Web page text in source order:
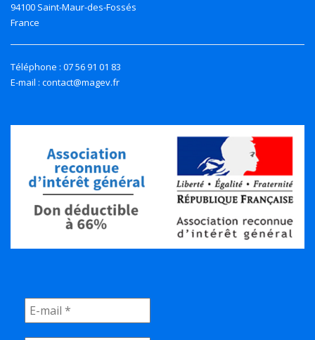
94100 Saint-Maur-des-Fossés
France
Téléphone : 07 56 91 01 83
E-mail : contact@magev.fr